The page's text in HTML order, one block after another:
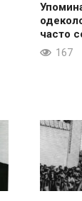
часто
167